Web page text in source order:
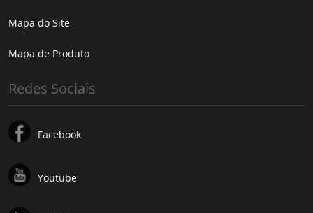
Mapa do Site
Mapa de Produto
Redes Sociais
Facebook
Youtube